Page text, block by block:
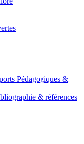
Pédagogiques &
& références